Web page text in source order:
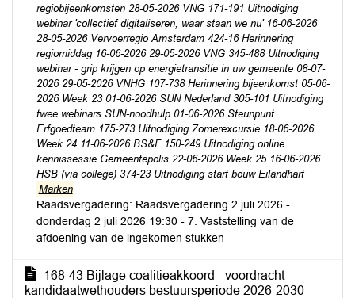
regiobijeenkomsten 28-05-2026 VNG 171-191 Uitnodiging
webinar 'collectief digitaliseren, waar staan we nu' 16-06-2026
28-05-2026 Vervoerregio Amsterdam 424-16 Herinnering
regiomiddag 16-06-2026 29-05-2026 VNG 345-488 Uitnodiging
webinar - grip krijgen op energietransitie in uw gemeente 08-07-
2026 29-05-2026 VNHG 107-738 Herinnering bijeenkomst 05-06-
2026 Week 23 01-06-2026 SUN Nederland 305-101 Uitnodiging
twee webinars SUN-noodhulp 01-06-2026 Steunpunt
Erfgoedteam 175-273 Uitnodiging Zomerexcursie 18-06-2026
Week 24 11-06-2026 BS&F 150-249 Uitnodiging online
kennissessie Gemeentepolis 22-06-2026 Week 25 16-06-2026
HSB (via college) 374-23 Uitnodiging start bouw Eilandhart
Marken
Raadsvergadering: Raadsvergadering 2 juli 2026 -
donderdag 2 juli 2026 19:30 - 7. Vaststelling van de
afdoening van de ingekomen stukken
168-43 Bijlage coalitieakkoord - voordracht
kandidaatwethouders bestuursperiode 2026-2030